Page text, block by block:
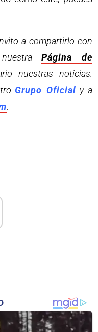
a compartirlo con
Página de
nuestras noticias.
Grupo Oficial y a
.